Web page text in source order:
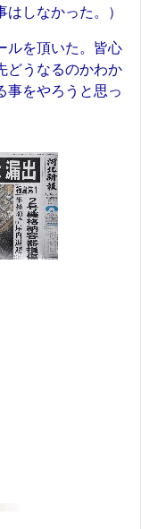
しなかった。）
ルを頂いた。皆心
どうなるのかわか
事をやろうと思っ